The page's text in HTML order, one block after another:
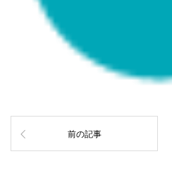
前の記事